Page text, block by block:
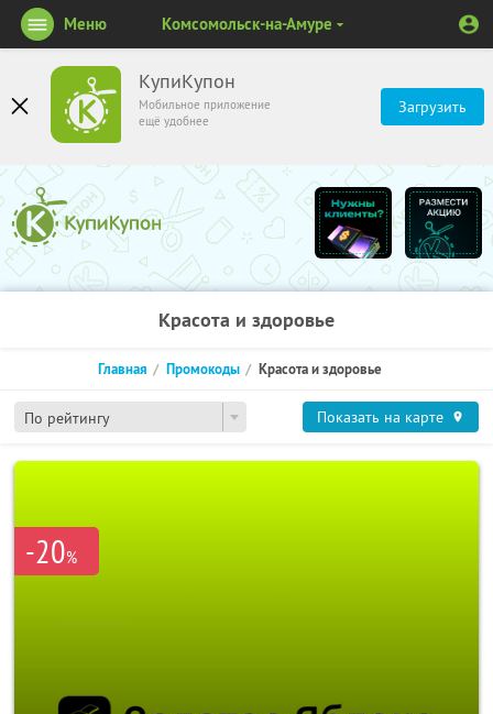
КупиКупон
Мобильное приложение
ещё удобнее
Загрузить
Меню Комсомольск-на-Амуре
Красота и здоровье
По рейтингу
Главная Промокоды Красота и здоровье
Показать на карте
-20%